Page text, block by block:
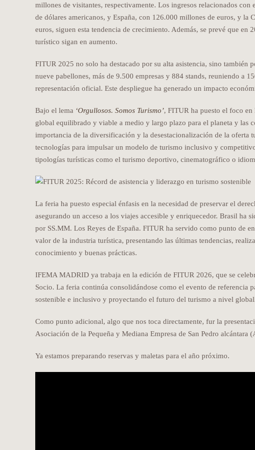
millones de visitantes, respectivamente. Los ingresos relacionados
de dólares americanos, y España, con 126.000 millones de euros, y la
euros, siguen esta tendencia de crecimiento. Además, se prevé que en
turístico sigan en aumento.
FITUR 2025 no solo ha destacado por su alta asistencia, sino también
nueve pabellones, más de 9.500 empresas y 884 stands, reuniendo a
representación oficial. Este despliegue ha generado un impacto
Bajo el lema ‘Orgullosos. Somos Turismo’, FITUR ha puesto el foco
global equilibrado y viable a medio y largo plazo para el planeta y las
importancia de la diversificación y la desestacionalización de la oferta
tecnologías para impulsar un modelo de turismo inclusivo y
tipologías turísticas como el turismo deportivo, cinematográfico o
La feria ha puesto especial énfasis en la necesidad de preservar el
asegurando un acceso a los viajes accesible y enriquecedor. Brasil ha
por SS.MM. Los Reyes de España. FITUR ha servido como punto de
valor de la industria turística, presentando las últimas tendencias,
conocimiento y buenas prácticas.
IFEMA MADRID ya trabaja en la edición de FITUR 2026, que se
Socio. La feria continúa consolidándose como el evento de referencia
sostenible e inclusivo y proyectando el futuro del turismo a nivel
Como punto adicional, algo que nos toca directamente, fur la
Asociación de la Pequeña y Mediana Empresa de San Pedro alcántara
Ya estamos preparando reservas y maletas para el año próximo.